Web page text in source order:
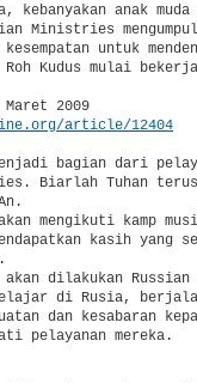
kebanyakan anak muda
Ministries
untuk
Kudus mulai
Maret 2009
article/12404
bagian dari
Biarlah Tuhan
mengikuti kamp
kasih yang
dilakukan Russian
di Rusia,
dan kesabaran
pelayanan mereka.